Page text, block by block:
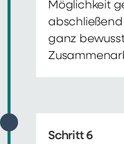
Möglichkeit
ganz
Schritt 6